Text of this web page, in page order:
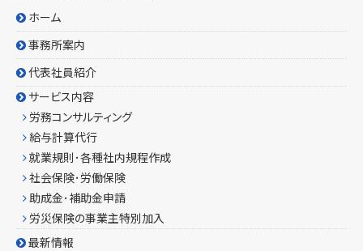
ホーム
事務所案内
代表社員紹介
サービス内容
労務コンサルティング
給与計算代行
就業規則･各種社内規程作成
社会保険･労働保険
助成金･補助金申請
労災保険の事業主特別加入
最新情報